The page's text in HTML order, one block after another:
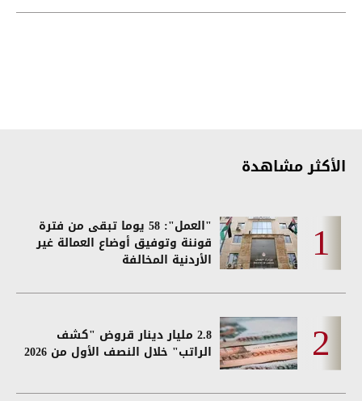
الأكثر مشاهدة
"العمل": 58 يوما تبقى من فترة
قوننة وتوفيق أوضاع العمالة غير
الأردنية المخالفة
2.8 مليار دينار قروض "كشف
الراتب" خلال النصف الأول من 2026